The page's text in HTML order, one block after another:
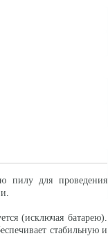
пилу для проведения
(исключая батарею).
стабильную и